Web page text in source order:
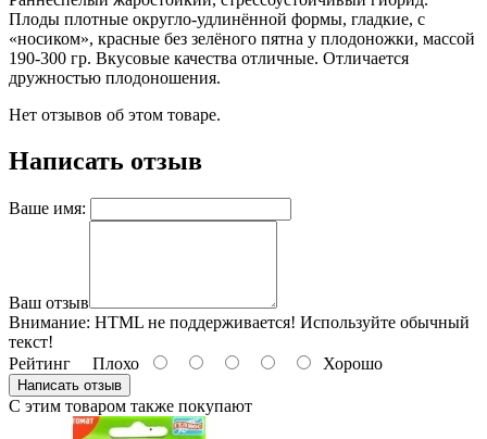
Плоды плотные округло-удлинённой формы, гладкие, с
«носиком», красные без зелёного пятна у плодоножки, массой
190-300 гр. Вкусовые качества отличные. Отличается
дружностью плодоношения.
Нет отзывов об этом товаре.
Написать отзыв
Ваше имя:
Ваш отзыв
Внимание: HTML не поддерживается! Используйте обычный
текст!
Рейтинг Плохо Хорошо
Написать отзыв
С этим товаром также покупают